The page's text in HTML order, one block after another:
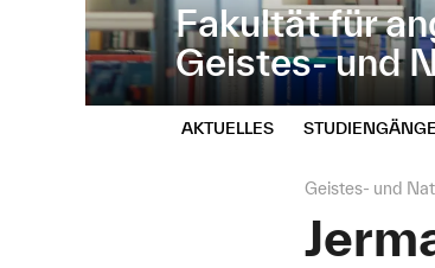
Fakultät für
Geistes- und
AKTUELLES STUDIENGÄNGE
Seitenpfad:
Geistes- und